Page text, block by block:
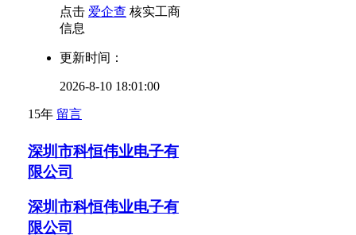
点击 爱企查 核实工商
信息
更新时间：
2026-8-10 18:01:00
15年 留言
深圳市科恒伟业电子有
限公司
深圳市科恒伟业电子有
限公司